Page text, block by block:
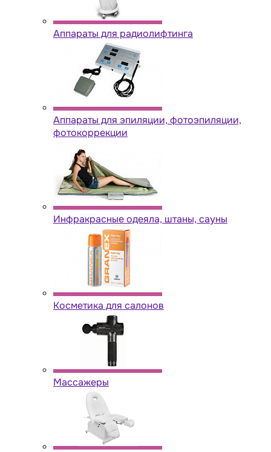
Аппараты для радиолифтинга
Аппараты для эпиляции, фотоэпиляции,
фотокоррекции
Инфракрасные одеяла, штаны, сауны
Косметика для салонов
Массажеры